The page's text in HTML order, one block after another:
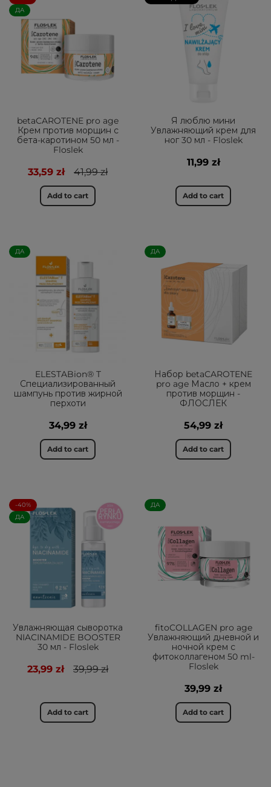
ДА
betaCAROTENE pro age
Крем против морщин с
бета-каротином 50 мл -
Floslek
33,59 zł 41,99 zł
Add to cart
Я люблю мини
Увлажняющий крем для
ног 30 мл - Floslek
11,99 zł
Add to cart
ДА
ELESTABion® T
Специализированный
шампунь против жирной
перхоти
34,99 zł
Add to cart
ДА
Набор betaCAROTENE
pro age Масло + крем
против морщин -
ФЛОСЛЕК
54,99 zł
Add to cart
-40%
ДА
Увлажняющая сыворотка
NIACINAMIDE BOOSTER
30 мл - Floslek
23,99 zł 39,99 zł
Add to cart
ДА
fitoCOLLAGEN pro age
Увлажняющий дневной и
ночной крем с
фитоколлагеном 50 ml-
Floslek
39,99 zł
Add to cart